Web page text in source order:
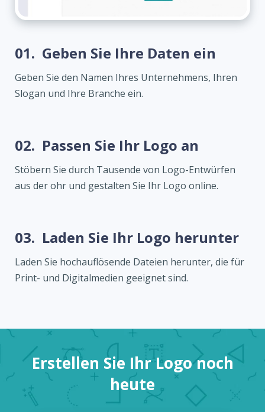
01. Geben Sie Ihre Daten ein
Geben Sie den Namen Ihres Unternehmens, Ihren
Slogan und Ihre Branche ein.
02. Passen Sie Ihr Logo an
Stöbern Sie durch Tausende von Logo-Entwürfen
aus der ohr und gestalten Sie Ihr Logo online.
03. Laden Sie Ihr Logo herunter
Laden Sie hochauflösende Dateien herunter, die für
Print- und Digitalmedien geeignet sind.
Erstellen Sie Ihr Logo noch
heute